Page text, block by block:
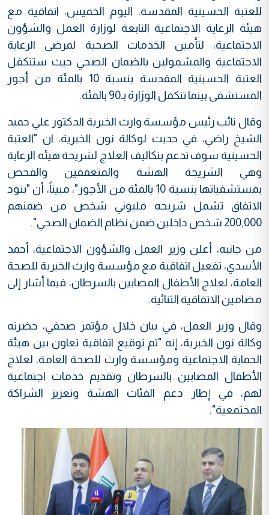
للعتبة الحسينية المقدسة، اليوم الخميس، اتفاقية مع
هيئة الرعاية الاجتماعية التابعة لوزارة العمل والشؤون
الاجتماعية، لتأمين الخدمات الصحية لمرضى الرعاية
الاجتماعية والمشمولين بالضمان الصحي حيث ستتكفل
العتبة الحسينية المقدسة بنسبة 10 بالمئة من أجور
المستشفى بينما تتكفل الوزارة بـ90 بالمئة.
وقال نائب رئيس مؤسسة وارث الخيرية الدكتور علي حميد
الشيخ راضي، في حديث لوكالة نون الخبرية، ان "العتبة
الحسينية سوف تدعم بتكاليف العلاج لشريحة هيئه الرعاية
وهي الشريحة الهشة والمتعففين والفحص
بمستشفياتها بنسبة 10 بالمئة من الأجور"، مبيناً، أن "بنود
الاتفاق تشمل شريحه مليوني شخص من ضمنهم
200,000 شخص داخلين ضمن نظام الضمان الصحي".
من جانبه، أعلن وزير العمل والشؤون الاجتماعية، أحمد
الأسدي، تفعيل اتفاقية مع مؤسسة وارث الخيرية للصحة
العامة، لعلاج الأطفال المصابين بالسرطان، فيما أشار إلى
مضامين الاتفاقية الثنائية.
وقال وزير العمل، في بيان خلال مؤتمر صحفي، حضرته
وكالة نون الخبرية، إنه "تم توقيع اتفاقية تعاون بين هيئة
الحماية الاجتماعية ومؤسسة وارث للصحة العامة، لعلاج
الأطفال المصابين بالسرطان وتقديم خدمات اجتماعية
لهم، في إطار دعم الفئات الهشة وتعزيز الشراكة
المجتمعية".